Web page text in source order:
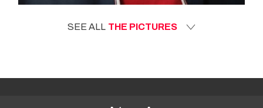
SEE ALL THE PICTURES